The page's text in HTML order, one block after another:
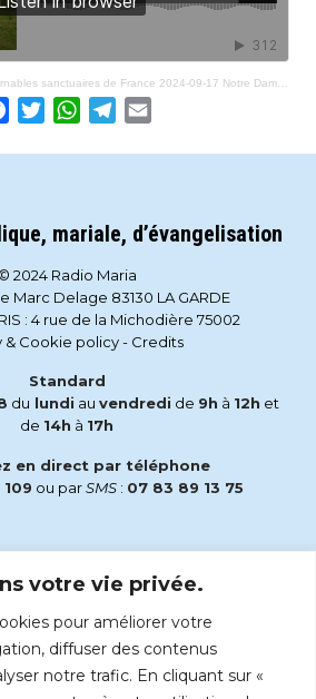
votre vie privée.
pour améliorer votre
diffuser des contenus
notre trafic. En cliquant sur «
sanctuaires de France 2024-09-17 Notre Dame de la Salette
Facebook
TwitterWhatsApp
Telegram
mariale, d’évangelisation
© 2024 Radio Maria
Marc Delage 83130 LA GARDE
: 4 rue de la Michodière 75002
& Cookie policy- Credits
Standard
du lundi au vendredi de 9h à 12h et
de 14h à 17h
en direct par téléphone
ou parSMS : 07 83 89 13 75
Radio Maria sur :